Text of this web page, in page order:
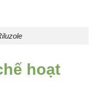
hoạt